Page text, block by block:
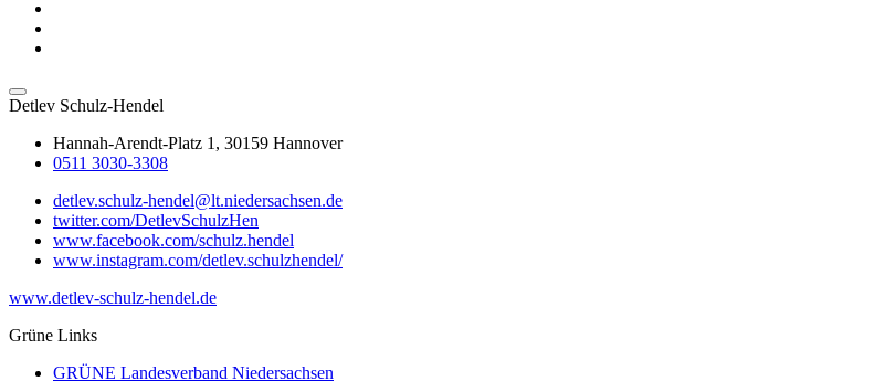
Detlev Schulz-Hendel
Hannah-Arendt-Platz 1, 30159 Hannover
0511 3030-3308
detlev.schulz-hendel@lt.niedersachsen.de
twitter.com/DetlevSchulzHen
www.facebook.com/schulz.hendel
www.instagram.com/detlev.schulzhendel/
www.detlev-schulz-hendel.de
Grüne Links
GRÜNE Landesverband Niedersachsen